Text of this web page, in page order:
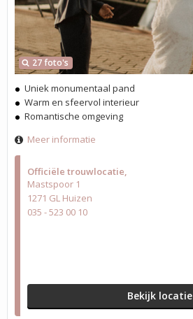
Officiële trouwlocatie
Mastspoor 1
1271 GL Huizen
035 - 523 00 10
Bekijk locatie
27 foto's
Uniek monumentaal pand
Warm en sfeervol interieur
Romantische omgeving
Meer informatie